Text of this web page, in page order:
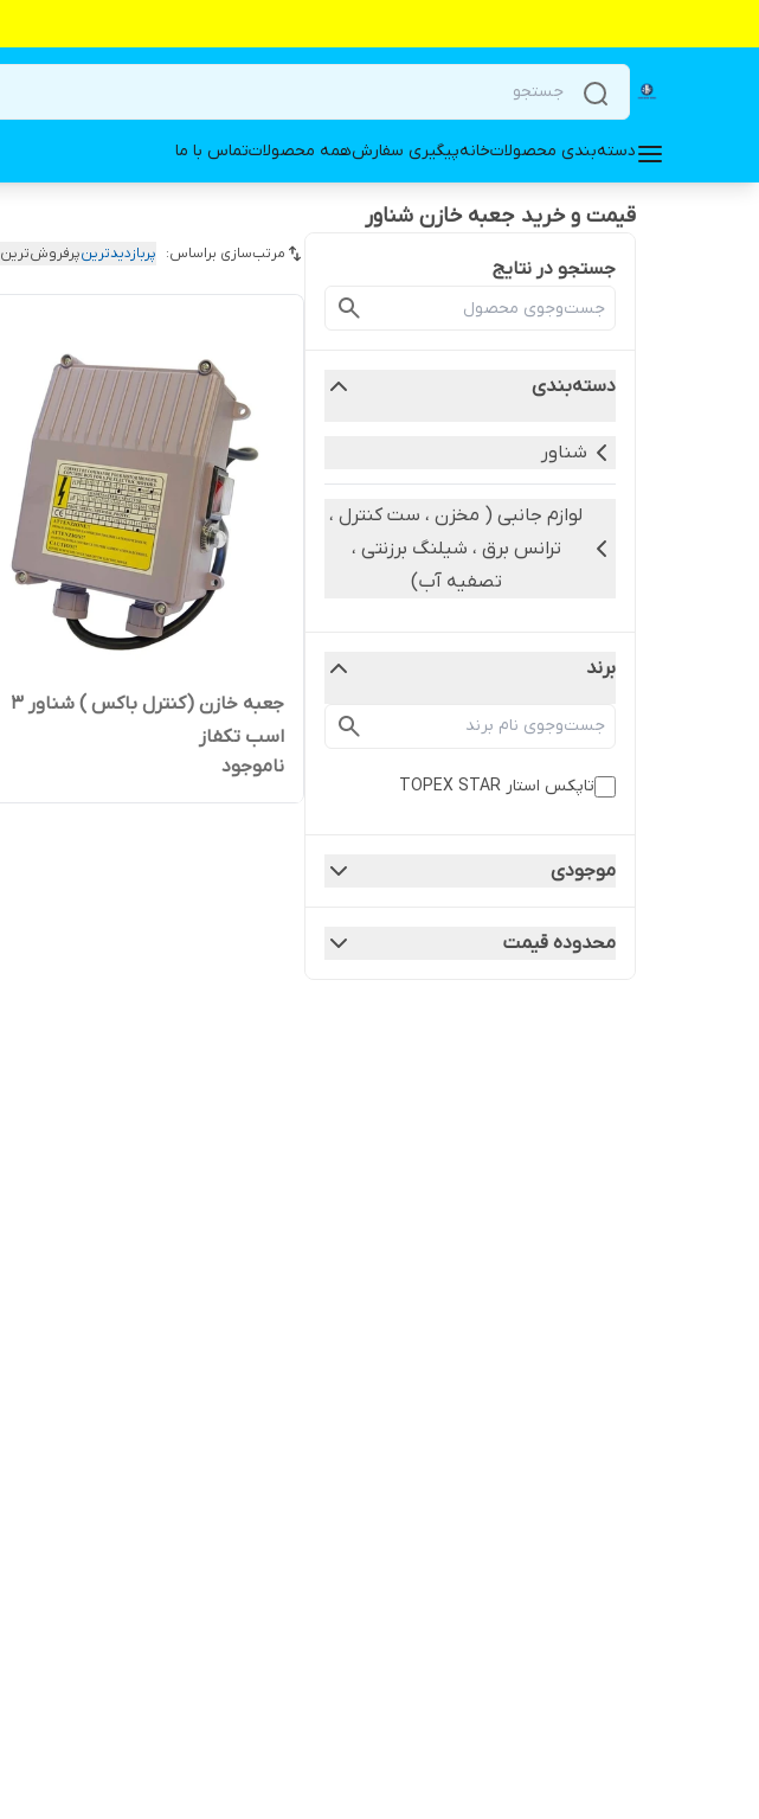
دسته‌بندی محصولاتخانهپیگیری سفارشهمه محصولاتتماس با ما
قیمت و خرید جعبه خازن شناور
جستجو در نتایج
دسته‌بندی
شناور
لوازم جانبی ( مخزن ، ست کنترل ،
ترانس برق ، شیلنگ برزنتی ،
تصفیه آب)
برند
تاپکس استار TOPEX STAR
موجودی
محدوده قیمت
مرتب‌سازی براساس: پربازدیدترینپرفروش‌ترین
جعبه خازن (کنترل باکس ) شناور ۳
اسب تکفاز
ناموجود